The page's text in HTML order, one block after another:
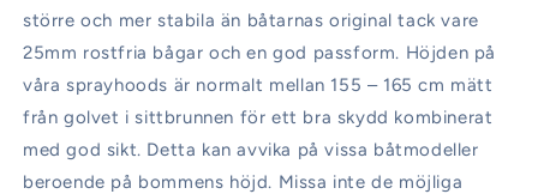
större och mer stabila än båtarnas original tack vare
25mm rostfria bågar och en god passform. Höjden på
våra sprayhoods är normalt mellan 155 – 165 cm mätt
från golvet i sittbrunnen för ett bra skydd kombinerat
med god sikt. Detta kan avvika på vissa båtmodeller
beroende på bommens höjd. Missa inte de möjliga